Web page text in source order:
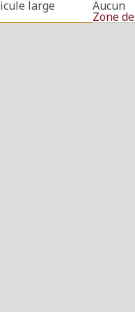
large Aucun
Zone